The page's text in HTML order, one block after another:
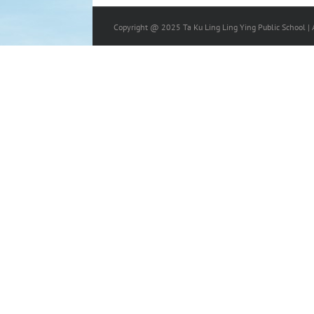
Copyright @ 2025 Ta Ku Ling Ling Ying Public School |